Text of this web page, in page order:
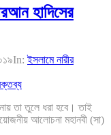
হাদিসের
In:ইসলামে নারীর
তা তুলে ধরা হবে। তাই
আলোচনা মহানবী (সা)